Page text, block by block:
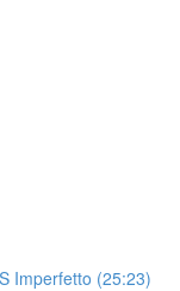
Imperfetto (25:23)